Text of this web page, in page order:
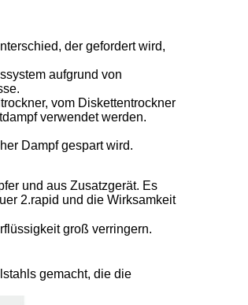
der gefordert wird,
aufgrund von
vom Diskettentrockner
verwendet werden.
Dampf gespart wird.
und aus Zusatzgerät. Es
2.rapid und die Wirksamkeit
groß verringern.
gemacht, die die